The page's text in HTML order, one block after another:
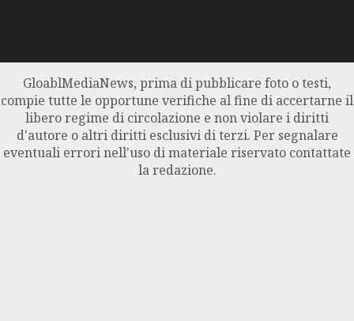
GloablMediaNews, prima di pubblicare foto o testi,
compie tutte le opportune verifiche al fine di accertarne il
libero regime di circolazione e non violare i diritti
d'autore o altri diritti esclusivi di terzi. Per segnalare
eventuali errori nell'uso di materiale riservato contattate
la redazione.